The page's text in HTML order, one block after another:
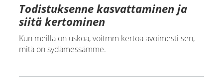
Todistuksenne kasvattaminen ja
siitä kertominen
Kun meillä on uskoa, voitmm kertoa avoimesti sen,
mitä on sydämessämme.